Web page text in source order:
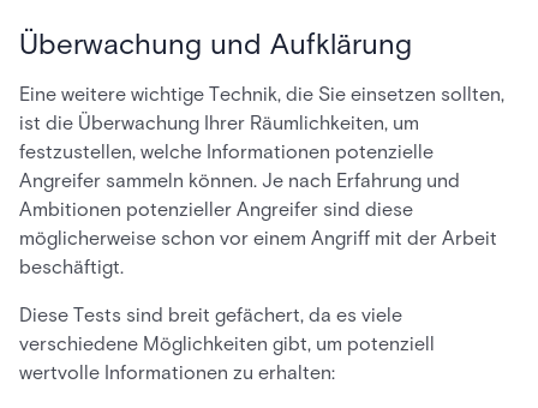
Überwachung und Aufklärung
Eine weitere wichtige Technik, die Sie einsetzen sollten,
ist die Überwachung Ihrer Räumlichkeiten, um
festzustellen, welche Informationen potenzielle
Angreifer sammeln können. Je nach Erfahrung und
Ambitionen potenzieller Angreifer sind diese
möglicherweise schon vor einem Angriff mit der Arbeit
beschäftigt.
Diese Tests sind breit gefächert, da es viele
verschiedene Möglichkeiten gibt, um potenziell
wertvolle Informationen zu erhalten: